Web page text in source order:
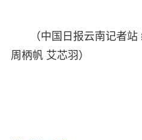
（中国日报云南记者
周柄帆 艾芯羽）